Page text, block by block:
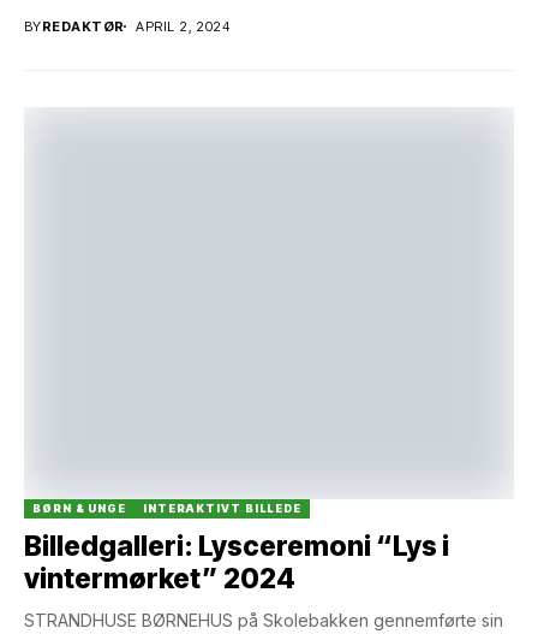
BYREDAKTØR APRIL 2, 2024
BØRN & UNGE INTERAKTIVT BILLEDE
Billedgalleri: Lysceremoni “Lys i
vintermørket” 2024
STRANDHUSE BØRNEHUS på Skolebakken gennemførte sin